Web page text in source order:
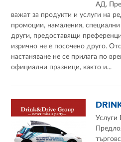
АД.
важат за продукти и услуги на
промоции, намаления,
други, предоставящи
изрично не е посочено друго.
настаняване не се прилага по
официални празници, както и...
Услуги